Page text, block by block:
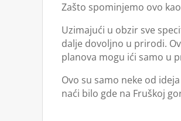
Zašto spominjemo ovo
Uzimajući u obzir sve
dalje dovoljno u prirodi.
planova mogu ići samo u
Ovo su samo neke od
naći bilo gde na Fruškoj